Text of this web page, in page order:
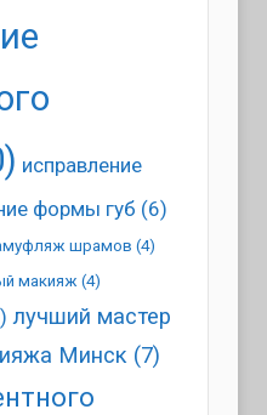
исправление
формы губ (6)
шрамов (4)
макияж (4)
лучший мастер
Минск (7)